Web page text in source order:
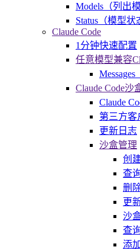
Models（列出模
Status（模型状
Claude Code
1分钟快速配置
任意模型兼容
Messages
Claude Code沙
Claude
第三方客
更新日志
沙盒管理
创
查
删
更
沙
查
添